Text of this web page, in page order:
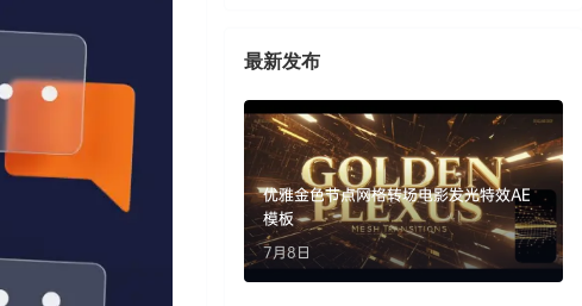
最新发布
优雅金色节点网格转场电影发光特效AE
模板
7月8日